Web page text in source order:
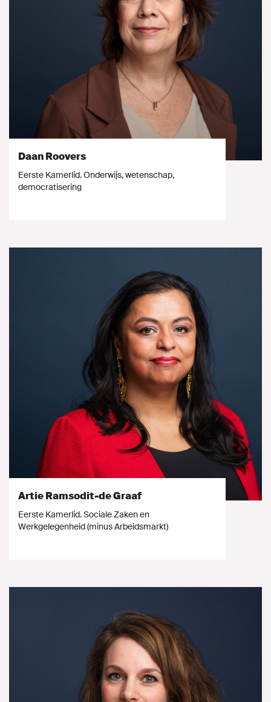
Daan Roovers
Eerste Kamerlid. Onderwijs, wetenschap,
democratisering
Artie Ramsodit-de Graaf
Eerste Kamerlid. Sociale Zaken en
Werkgelegenheid (minus Arbeidsmarkt)